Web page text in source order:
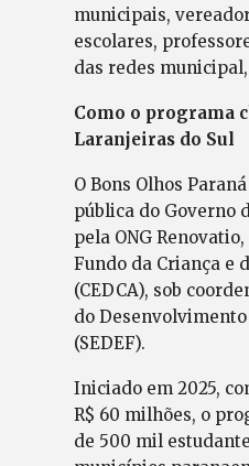
municipais,
escolares,
das redes
Como o programa
Laranjeiras do Sul
O Bons Olhos
pública do Governo
pela ONG
Fundo da Criança e
(CEDCA), sob
do
(SEDEF).
Iniciado em 2025,
R$ 60 milhões, o
de 500 mil